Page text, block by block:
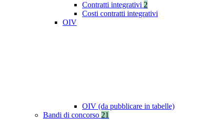
Contratti integrativi 2
Costi contratti integrativi
OIV
OIV (da pubblicare in tabelle)
Bandi di concorso 21